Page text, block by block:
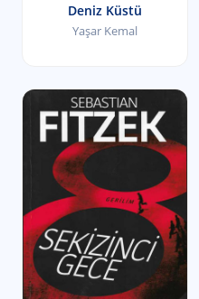
Deniz Küstü
Yaşar Kemal